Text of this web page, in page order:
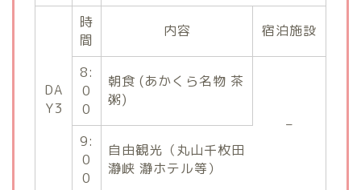
DA
Y3
時
間
内容 宿泊施設
8:
0
0
朝食 (あかくら名物 茶
粥)
–
9:
0
0
自由観光（丸山千枚田
瀞峡 瀞ホテル等）